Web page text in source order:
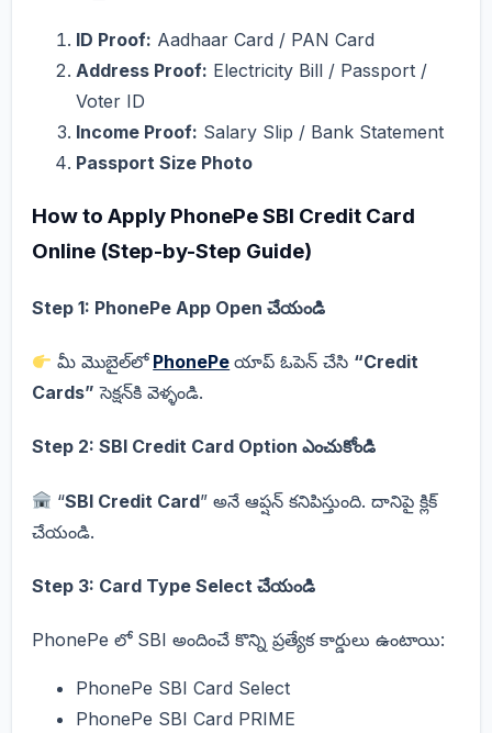
ID Proof: Aadhaar Card / PAN Card
Address Proof: Electricity Bill / Passport /
Voter ID
Income Proof: Salary Slip / Bank Statement
Passport Size Photo
How to Apply PhonePe SBI Credit Card
Online (Step-by-Step Guide)
Step 1: PhonePe App Open చేయండి
మీ మొబైల్‌లో PhonePe యాప్ ఓపెన్ చేసి “Credit
Cards” సెక్షన్‌కి వెళ్ళండి.
Step 2: SBI Credit Card Option ఎంచుకోండి
“SBI Credit Card” అనే ఆప్షన్ కనిపిస్తుంది. దానిపై క్లిక్
చేయండి.
Step 3: Card Type Select చేయండి
PhonePe లో SBI అందించే కొన్ని ప్రత్యేక కార్డులు ఉంటాయి:
PhonePe SBI Card Select
PhonePe SBI Card PRIME